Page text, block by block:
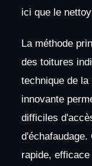
ici que le
La méthode
des toitures
technique de la
innovante
difficiles
rapide,